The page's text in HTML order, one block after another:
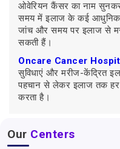
ओवेरियन कैंसर का नाम
समय में इलाज के कई आधुनिक
जांच और समय पर इलाज से
सकती हैं।
Oncare Cancer
सुविधाएं और मरीज-केंद्रित
पहचान से लेकर इलाज तक
करता है।
Our Centers